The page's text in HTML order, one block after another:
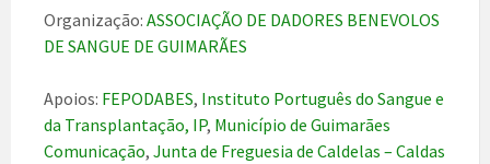
Organização: ASSOCIAÇÃO DE DADORES BENEVOLOS
DE SANGUE DE GUIMARÃES
Apoios: FEPODABES, Instituto Português do Sangue e
da Transplantação, IP, Município de Guimarães
Comunicação, Junta de Freguesia de Caldelas – Caldas